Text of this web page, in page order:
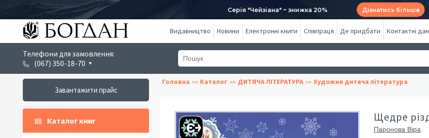
Серія "Чейзіана" ~ знижка 20% Дізнатись більше
Видавництво Новини Електронні книги Співпраця Де придбати Контактні
Телефони для замовлення:
(067) 350-18-70
Завантажити прайс
Каталог книг
Головна Каталог ДИТЯЧА ЛІТЕРАТУРА Художня дитяча література
Щедре
Паронова Віра